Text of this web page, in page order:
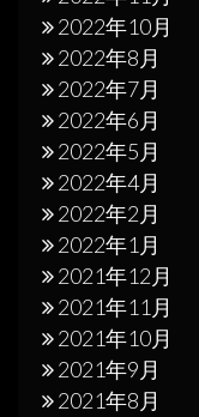
2022年10月
2022年8月
2022年7月
2022年6月
2022年5月
2022年4月
2022年2月
2022年1月
2021年12月
2021年11月
2021年10月
2021年9月
2021年8月